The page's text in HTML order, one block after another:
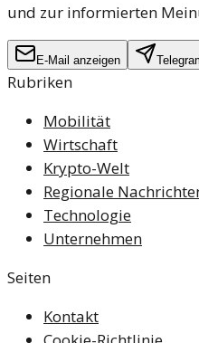
und zur informierten
E-Mail anzeigen
Rubriken
Mobilität
Wirtschaft
Krypto-Welt
Regionale
Technologie
Unternehmen
Seiten
Kontakt